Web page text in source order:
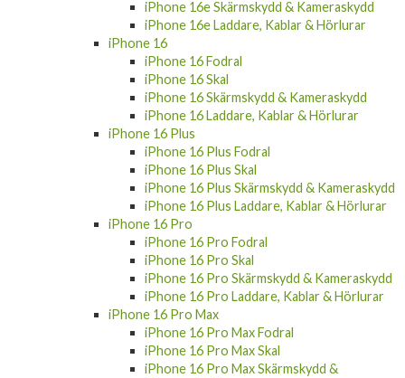
iPhone 16e Laddare, Kablar & Hörlurar
iPhone 16
iPhone 16 Fodral
iPhone 16 Skal
iPhone 16 Skärmskydd & Kameraskydd
iPhone 16 Laddare, Kablar & Hörlurar
iPhone 16 Plus
iPhone 16 Plus Fodral
iPhone 16 Plus Skal
iPhone 16 Plus Skärmskydd & Kameraskydd
iPhone 16 Plus Laddare, Kablar & Hörlurar
iPhone 16 Pro
iPhone 16 Pro Fodral
iPhone 16 Pro Skal
iPhone 16 Pro Skärmskydd & Kameraskydd
iPhone 16 Pro Laddare, Kablar & Hörlurar
iPhone 16 Pro Max
iPhone 16 Pro Max Fodral
iPhone 16 Pro Max Skal
iPhone 16 Pro Max Skärmskydd &
Kameraskydd